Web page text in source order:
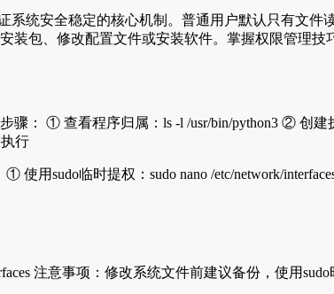
统安全稳定的核心机制。普通用户默认只有文件
装包、修改配置文件或安装软件。掌握权限管理
： ① 查看程序归属：ls -l /usr/bin/python3 ② 创建
行
用sudo临时提权：sudo nano /etc/network/
注意事项：修改系统文件前建议备份，使用